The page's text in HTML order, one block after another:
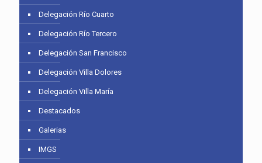
Delegación Río Cuarto
Delegación Río Tercero
Delegación San Francisco
Delegación Villa Dolores
Delegación Villa María
Destacados
Galerias
IMGS